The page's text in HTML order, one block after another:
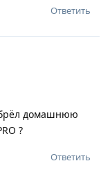
Ответить
домашнюю
?
Ответить